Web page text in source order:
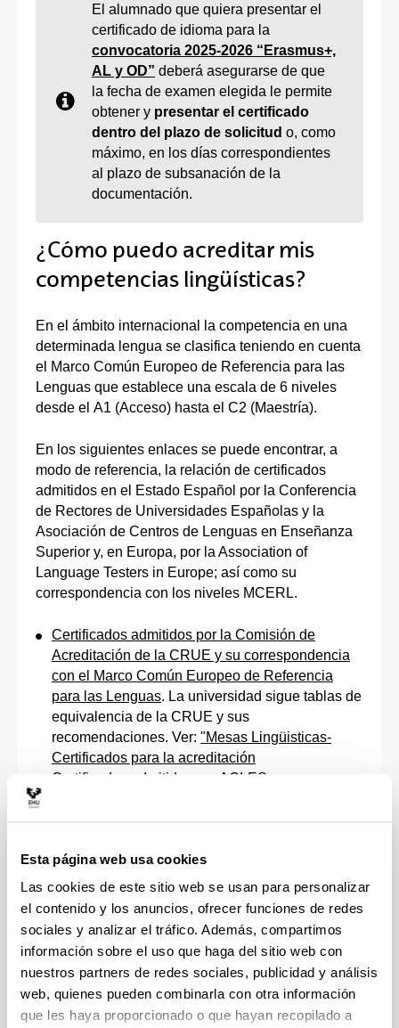
Esta página web usa cookies
Las cookies de este sitio web se usan para personalizar
el contenido y los anuncios, ofrecer funciones de redes
sociales y analizar el tráfico. Además, compartimos
información sobre el uso que haga del sitio web con
nuestros partners de redes sociales, publicidad y análisis
web, quienes pueden combinarla con otra información
que les haya proporcionado o que hayan recopilado a
El alumnado que quiera presentar el
certificado de idioma para la
convocatoria 2025-2026 “Erasmus+,
AL y OD” deberá asegurarse de que
la fecha de examen elegida le permite
obtener y presentar el certificado
dentro del plazo de solicitud o, como
máximo, en los días correspondientes
al plazo de subsanación de la
documentación.
¿Cómo puedo acreditar mis
competencias lingüísticas?
En el ámbito internacional la competencia en una
determinada lengua se clasifica teniendo en cuenta
el Marco Común Europeo de Referencia para las
Lenguas que establece una escala de 6 niveles
desde el A1 (Acceso) hasta el C2 (Maestría).
En los siguientes enlaces se puede encontrar, a
modo de referencia, la relación de certificados
admitidos en el Estado Español por la Conferencia
de Rectores de Universidades Españolas y la
Asociación de Centros de Lenguas en Enseñanza
Superior y, en Europa, por la Association of
Language Testers in Europe; así como su
correspondencia con los niveles MCERL.
Certificados admitidos por la Comisión de
Acreditación de la CRUE y su correspondencia
con el Marco Común Europeo de Referencia
para las Lenguas. La universidad sigue tablas de
equivalencia de la CRUE y sus
recomendaciones. Ver: "Mesas Lingüisticas-
Certificados para la acreditación
Certificados admitidos por ACLES y su
de Referencia para las Lenguas.